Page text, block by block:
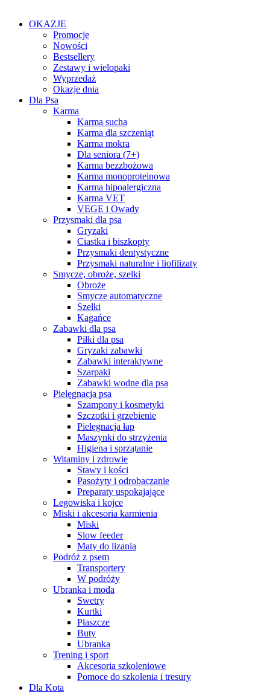
OKAZJE
Promocje
Nowości
Bestsellery
Zestawy i wielopaki
Wyprzedaż
Okazje dnia
Dla Psa
Karma
Karma sucha
Karma dla szczeniąt
Karma mokra
Dla seniora (7+)
Karma bezzbożowa
Karma monoproteinowa
Karma hipoalergiczna
Karma VET
VEGE i Owady
Przysmaki dla psa
Gryzaki
Ciastka i biszkopty
Przysmaki dentystyczne
Przysmaki naturalne i liofilizaty
Smycze, obroże, szelki
Obroże
Smycze automatyczne
Szelki
Kagańce
Zabawki dla psa
Piłki dla psa
Gryzaki zabawki
Zabawki interaktywne
Szarpaki
Zabawki wodne dla psa
Pielęgnacja psa
Szampony i kosmetyki
Szczotki i grzebienie
Pielęgnacja łap
Maszynki do strzyżenia
Higiena i sprzątanie
Witaminy i zdrowie
Stawy i kości
Pasożyty i odrobaczanie
Preparaty uspokajające
Legowiska i kojce
Miski i akcesoria karmienia
Miski
Slow feeder
Maty do lizania
Podróż z psem
Transportery
W podróży
Ubranka i moda
Swetry
Kurtki
Płaszcze
Buty
Ubranka
Trening i sport
Akcesoria szkoleniowe
Pomoce do szkolenia i tresury
Dla Kota